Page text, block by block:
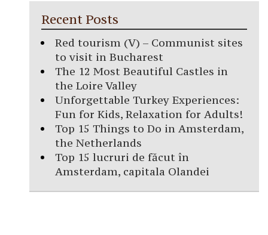
Recent Posts
Red tourism (V) – Communist sites
to visit in Bucharest
The 12 Most Beautiful Castles in
the Loire Valley
Unforgettable Turkey Experiences:
Fun for Kids, Relaxation for Adults!
Top 15 Things to Do in Amsterdam,
the Netherlands
Top 15 lucruri de făcut în
Amsterdam, capitala Olandei